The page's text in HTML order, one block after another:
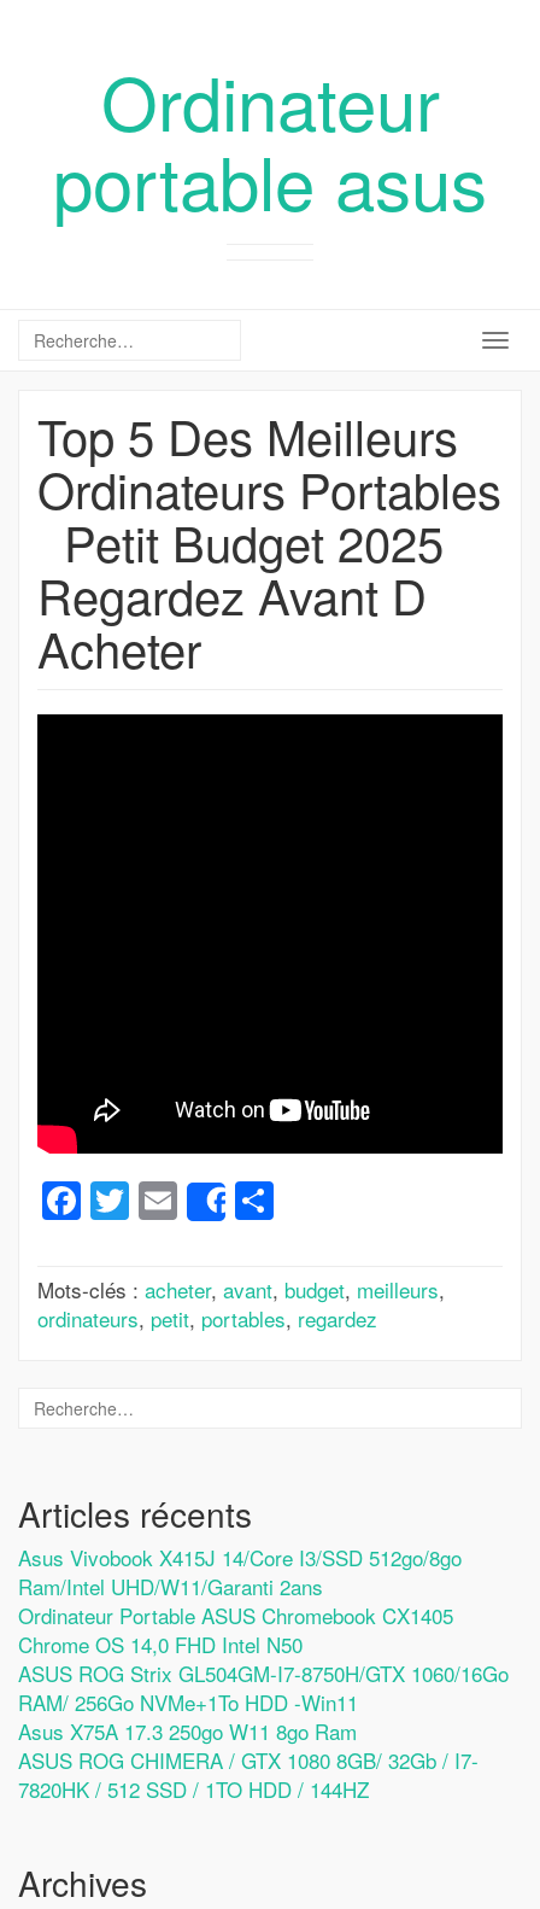
Ordinateur
portable asus
Top 5 Des Meilleurs
Ordinateurs Portables
Petit Budget 2025
Regardez Avant D
Acheter
Facebook
Twitter
Email
Share
Mots-clés : acheter, avant, budget, meilleurs,
ordinateurs, petit, portables, regardez
Articles récents
Asus Vivobook X415J 14/Core I3/SSD 512go/8go
Ram/Intel UHD/W11/Garanti 2ans
Ordinateur Portable ASUS Chromebook CX1405
Chrome OS 14,0 FHD Intel N50
ASUS ROG Strix GL504GM-I7-8750H/GTX 1060/16Go
RAM/ 256Go NVMe+1To HDD -Win11
Asus X75A 17.3 250go W11 8go Ram
ASUS ROG CHIMERA / GTX 1080 8GB/ 32Gb / I7-
7820HK / 512 SSD / 1TO HDD / 144HZ
Archives